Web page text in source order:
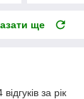
ще
за рік